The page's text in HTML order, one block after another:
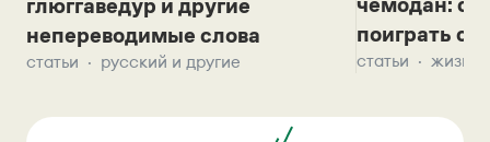
глюггаведур и другие
непереводимые слова
статьи русский и другие
поиграть с
статьи жизнь